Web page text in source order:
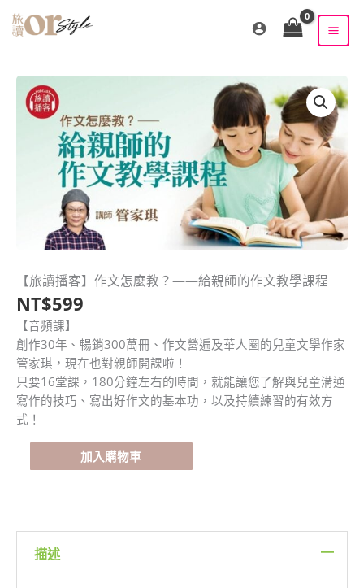
【旅讀播客】作文怎麼教？——給親師的作文教學課程
NT$599
【音頻課】
創作30年、暢銷300萬冊、作文營遍及華人圈的兒童文學作家
管家琪，現在也對親師開課啦！
只要16堂課，180分鐘左右的時間，就能讓您了解與兒童溝通
寫作的技巧、寫出好作文的基本功，以及持續練習的有效方
式！
【旅
讀
播
客】
作
文
怎
麼
加入購物車
描述